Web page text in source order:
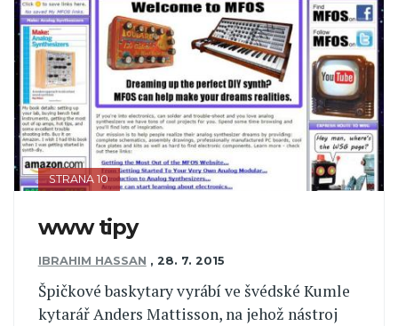
STRANA 10
www tipy
IBRAHIM HASSAN , 28. 7. 2015
Špičkové baskytary vyrábí ve švédské Kumle
kytarář Anders Mattisson, na jehož nástroj